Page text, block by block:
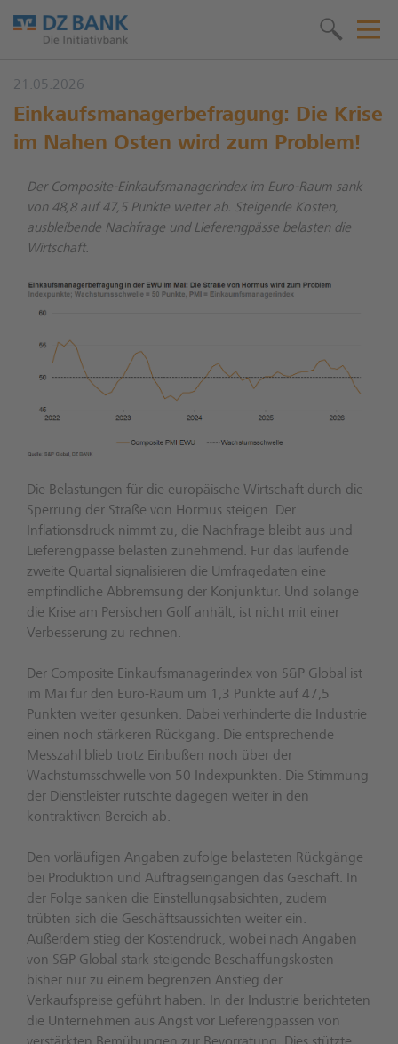
21.05.2026
Einkaufsmanagerbefragung: Die Krise
im Nahen Osten wird zum Problem!
Der Composite-Einkaufsmanagerindex im Euro-Raum sank
von 48,8 auf 47,5 Punkte weiter ab. Steigende Kosten,
ausbleibende Nachfrage und Lieferengpässe belasten die
Wirtschaft.
Die Belastungen für die europäische Wirtschaft durch die
Sperrung der Straße von Hormus steigen. Der
Inflationsdruck nimmt zu, die Nachfrage bleibt aus und
Lieferengpässe belasten zunehmend. Für das laufende
zweite Quartal signalisieren die Umfragedaten eine
empfindliche Abbremsung der Konjunktur. Und solange
die Krise am Persischen Golf anhält, ist nicht mit einer
Verbesserung zu rechnen.
Der Composite Einkaufsmanagerindex von S&P Global ist
im Mai für den Euro-Raum um 1,3 Punkte auf 47,5
Punkten weiter gesunken. Dabei verhinderte die Industrie
einen noch stärkeren Rückgang. Die entsprechende
Messzahl blieb trotz Einbußen noch über der
Wachstumsschwelle von 50 Indexpunkten. Die Stimmung
der Dienstleister rutschte dagegen weiter in den
kontraktiven Bereich ab.
Den vorläufigen Angaben zufolge belasteten Rückgänge
bei Produktion und Auftragseingängen das Geschäft. In
der Folge sanken die Einstellungsabsichten, zudem
trübten sich die Geschäftsaussichten weiter ein.
Außerdem stieg der Kostendruck, wobei nach Angaben
von S&P Global stark steigende Beschaffungskosten
bisher nur zu einem begrenzen Anstieg der
Verkaufspreise geführt haben. In der Industrie berichteten
die Unternehmen aus Angst vor Lieferengpässen von